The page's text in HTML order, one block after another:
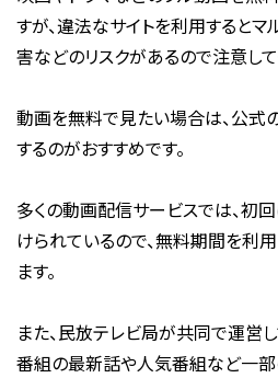
すが、違法なサイトを利用すると
害などのリスクがあるので注意して
動画を無料で見たい場合は、公式
するのがおすすめです。
多くの動画配信サービスでは、初
けられているので、無料期間を利
ます。
また、民放テレビ局が共同で運営
番組の最新話や人気番組など一